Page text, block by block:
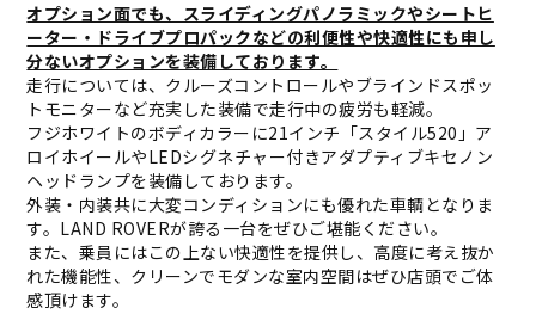
オプション面でも、スライディングパノラミックやシートヒ
ーター・ドライブプロパックなどの利便性や快適性にも申し
分ないオプションを装備しております。
走行については、クルーズコントロールやブラインドスポッ
トモニターなど充実した装備で走行中の疲労も軽減。
フジホワイトのボディカラーに21インチ「スタイル520」ア
ロイホイールやLEDシグネチャー付きアダプティブキセノン
ヘッドランプを装備しております。
外装・内装共に大変コンディションにも優れた車輌となりま
す。LAND ROVERが誇る一台をぜひご堪能ください。
また、乗員にはこの上ない快適性を提供し、高度に考え抜か
れた機能性、クリーンでモダンな室内空間はぜひ店頭でご体
感頂けます。